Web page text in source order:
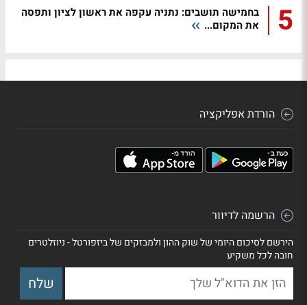
5
בחמישה תושבים: נתניה עקפה את ראשון לציון ותפסה
את המקום...
הורדת אפליקציה
הרשמה לדיוור
הירשם לסיכום היומי של שוק ההון ולמבזקים של ביזפורטל - ניוזלטרים
חובה לכל משקיע